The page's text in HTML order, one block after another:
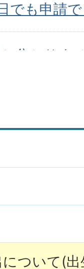
でも申請
分かりま
きは、ど
籍)が、ど
ついて(